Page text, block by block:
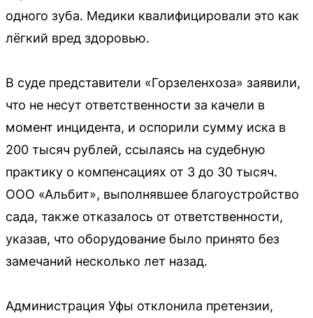
одного зуба. Медики квалифицировали это как
лёгкий вред здоровью.
В суде представители «Горзеленхоза» заявили,
что не несут ответственности за качели в
момент инцидента, и оспорили сумму иска в
200 тысяч рублей, ссылаясь на судебную
практику о компенсациях от 3 до 30 тысяч.
ООО «Альбит», выполнявшее благоустройство
сада, также отказалось от ответственности,
указав, что оборудование было принято без
замечаний несколько лет назад.
Администрация Уфы отклонила претензии,